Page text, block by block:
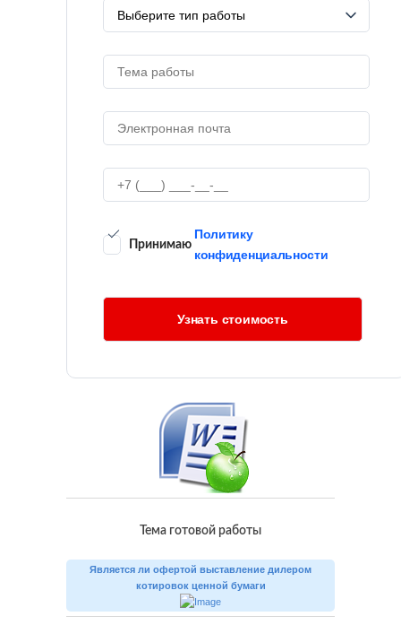
Принимаю
Политику
конфиденциальности
Тема готовой работы
Является ли офертой выставление дилером
котировок ценной бумаги